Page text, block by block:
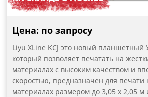
Конструкция принтера
Выносной пульт управления -
Цена: по запросу
Liyu XLine KCJ это новый
который позволяет печатать на
материалах с высоким качеством и
скоростью, предназначен для печати
материалах размером до 3,05 х 2,05